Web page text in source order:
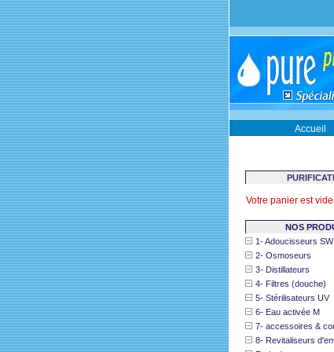
Accueil
Votre panier est
NOS
1- Adoucisseurs
2- Osmoseurs
3- Distillateurs
4- Filtres (douche)
5- Stérilisateurs UV
6- Eau activée M
7- accessoires &
8- Revitaliseurs